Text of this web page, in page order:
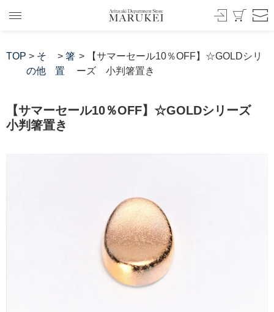
TOP > そ
の他
>箸
置
> 【サマーセール10％OFF】☆GOLDシリ
ーズ 小判箸置き
【サマーセール10％OFF】☆GOLDシリーズ
小判箸置き